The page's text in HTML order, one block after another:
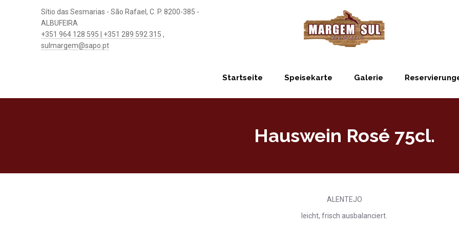
Sítio das Sesmarias - São Rafael, C. P. 8200-385 -
ALBUFEIRA
+351 964 128 595 | +351 289 592 315 ,
sulmargem@sapo.pt
Startseite Speisekarte Galerie
Hauswein Rosé 75cl.
ALENTEJO
leicht, frisch ausbalanciert.